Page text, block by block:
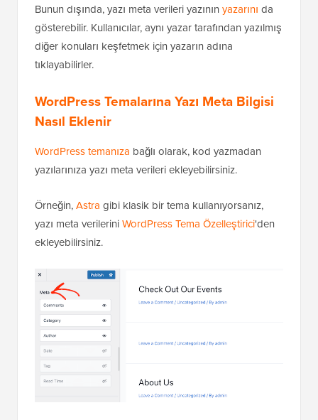
Bunun dışında, yazı meta verileri yazının yazarını da
gösterebilir. Kullanıcılar, aynı yazar tarafından yazılmış
diğer konuları keşfetmek için yazarın adına
tıklayabilirler.
WordPress Temalarına Yazı Meta Bilgisi
Nasıl Eklenir
WordPress temanıza bağlı olarak, kod yazmadan
yazılarınıza yazı meta verileri ekleyebilirsiniz.
Örneğin,Astra gibi klasik bir tema kullanıyorsanız,
yazı meta verileriniWordPress Tema Özelleştirici'den
ekleyebilirsiniz.